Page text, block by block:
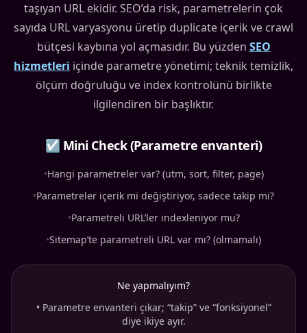
taşıyan URL ekidir. SEO’da risk, parametrelerin çok
sayıda URL varyasyonu üretip duplicate içerik ve crawl
bütçesi kaybına yol açmasıdır. Bu yüzden SEO
hizmetleri içinde parametre yönetimi; teknik temizlik,
ölçüm doğruluğu ve index kontrolünü birlikte
ilgilendiren bir başlıktır.
☑ Mini Check (Parametre envanteri)
•Hangi parametreler var? (utm, sort, filter, page)
•Parametreler içerik mi değiştiriyor, sadece takip mi?
•Parametreli URL’ler indexleniyor mu?
•Sitemap’te parametreli URL var mı? (olmamalı)
Ne yapmalıyım?
• Parametre envanteri çıkar; “takip” ve “fonksiyonel”
diye ikiye ayır.